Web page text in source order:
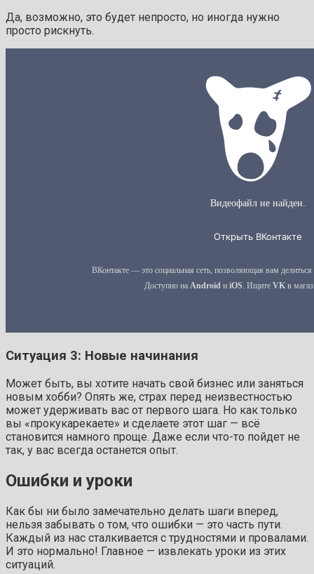
Да, возможно, это будет непросто, но иногда нужно
просто рискнуть.
Ситуация 3: Новые начинания
Может быть, вы хотите начать свой бизнес или заняться
новым хобби? Опять же, страх перед неизвестностью
может удерживать вас от первого шага. Но как только
вы «прокукарекаете» и сделаете этот шаг — всё
становится намного проще. Даже если что-то пойдет не
так, у вас всегда останется опыт.
Ошибки и уроки
Как бы ни было замечательно делать шаги вперед,
нельзя забывать о том, что ошибки — это часть пути.
Каждый из нас сталкивается с трудностями и провалами.
И это нормально! Главное — извлекать уроки из этих
ситуаций.